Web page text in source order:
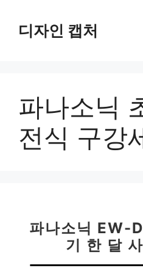
디자인 캡처
파나소닉
전식 구강
파나소닉 EW-
기 한 달